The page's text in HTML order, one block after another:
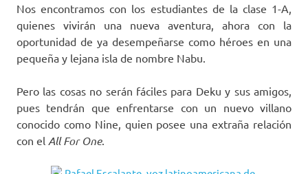
Nos encontramos con los estudiantes de la clase 1-A,
quienes vivirán una nueva aventura, ahora con la
oportunidad de ya desempeñarse como héroes en una
pequeña y lejana isla de nombre Nabu.
Pero las cosas no serán fáciles para Deku y sus amigos,
pues tendrán que enfrentarse con un nuevo villano
conocido como Nine, quien posee una extraña relación
con el All For One.